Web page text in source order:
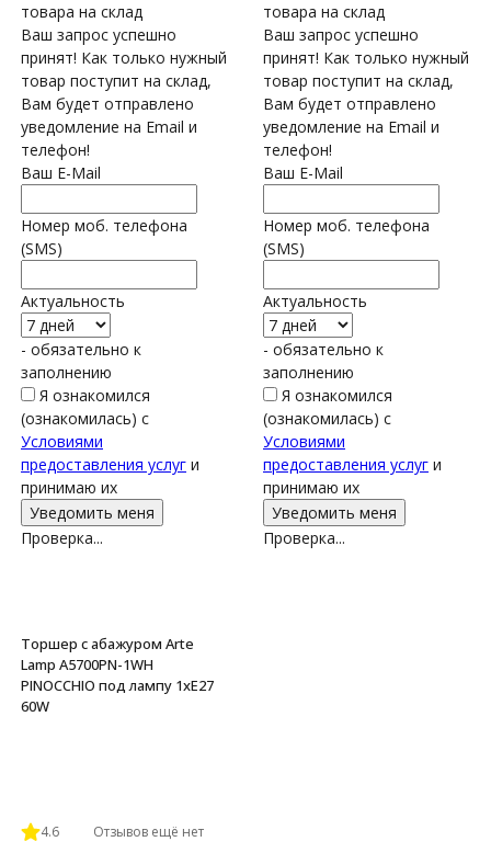
товара на склад
Ваш запрос успешно
принят! Как только нужный
товар поступит на склад,
Вам будет отправлено
уведомление на Email и
телефон!
Ваш E-Mail
Номер моб. телефона
(SMS)
Актуальность
- обязательно к
заполнению
Я ознакомился
(ознакомилась) с
Условиями
предоставления услуг и
принимаю их
Проверка...
товара на склад
Ваш запрос успешно
принят! Как только нужный
товар поступит на склад,
Вам будет отправлено
уведомление на Email и
телефон!
Ваш E-Mail
Номер моб. телефона
(SMS)
Актуальность
- обязательно к
заполнению
Я ознакомился
(ознакомилась) с
Условиями
предоставления услуг и
принимаю их
Проверка...
Торшер с абажуром Arte
Lamp A5700PN-1WH
PINOCCHIO под лампу 1xE27
60W
4.6 Отзывов ещё нет